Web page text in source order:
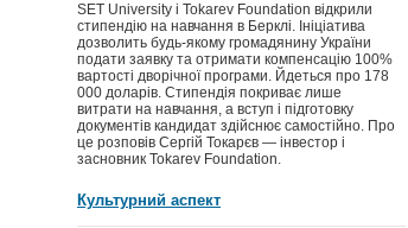
SET University і Tokarev Foundation відкрили
стипендію на навчання в Берклі. Ініціатива
дозволить будь-якому громадянину України
подати заявку та отримати компенсацію 100%
вартості дворічної програми. Йдеться про 178
000 доларів. Стипендія покриває лише
витрати на навчання, а вступ і підготовку
документів кандидат здійснює самостійно. Про
це розповів Сергій Токарєв — інвестор і
засновник Tokarev Foundation.
Культурний аспект